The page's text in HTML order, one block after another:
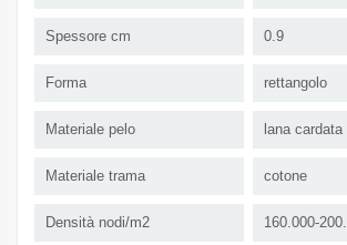
Spessore cm 0.9
Forma rettangolo
Materiale pelo lana
Materiale trama cotone
Densità nodi/m2 160.000-